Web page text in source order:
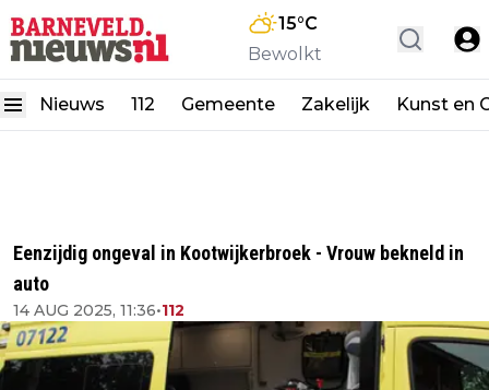
15°C
Bewolkt
Nieuws 112 Gemeente Zakelijk Kunst en
Eenzijdig ongeval in Kootwijkerbroek - Vrouw bekneld in
auto
14 AUG 2025, 11:36•112